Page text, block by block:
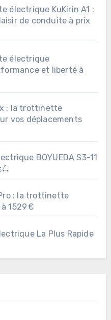
électrique KuKirin A1 :
de conduite à prix
électrique
et liberté à
: la trottinette
vos déplacements
BOYUEDA S3-11
Pro : la trottinette
1529 €
La Plus Rapide